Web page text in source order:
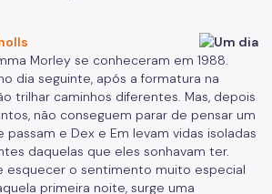
Morley se conheceram em 1988.
dia seguinte, após a formatura na
trilhar caminhos diferentes. Mas, depois
não conseguem parar de pensar um
passam e Dex e Em levam vidas isoladas
daquelas que eles sonhavam ter.
esquecer o sentimento muito especial
primeira noite, surge uma